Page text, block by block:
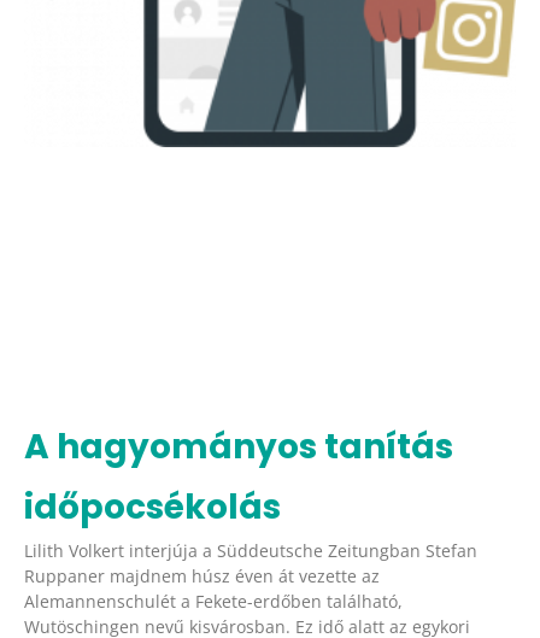
A hagyományos tanítás
időpocsékolás
Lilith Volkert interjúja a Süddeutsche Zeitungban Stefan
Ruppaner majdnem húsz éven át vezette az
Alemannenschulét a Fekete-erdőben található,
Wutöschingen nevű kisvárosban. Ez idő alatt az egykori